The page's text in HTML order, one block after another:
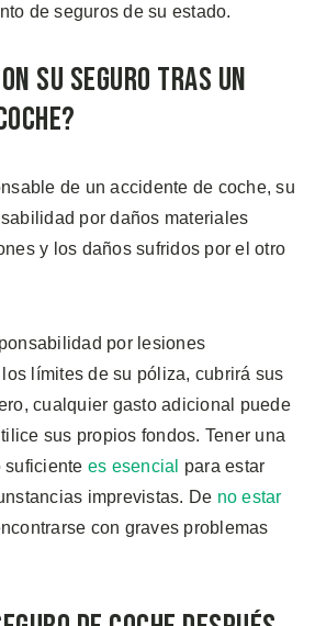
de seguros de su estado.
su Seguro Tras un
de un accidente de coche, su
por daños materiales
y los daños sufridos por el otro
por lesiones
límites de su póliza, cubrirá sus
cualquier gasto adicional puede
sus propios fondos. Tener una
suficiente es esencial
para estar
imprevistas. De no estar
con graves problemas